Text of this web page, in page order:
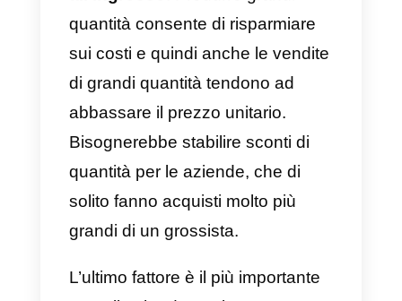
comunicazione B2B, poiché
necessario comprendere a fondo
come lavora l’azienda cliente
Sapendo questo, ogni contatto
deve essere pianificato secondo
soluzioni che aggiungano valore,
che soddisfino una reale
esigenza, non al fine di crearne